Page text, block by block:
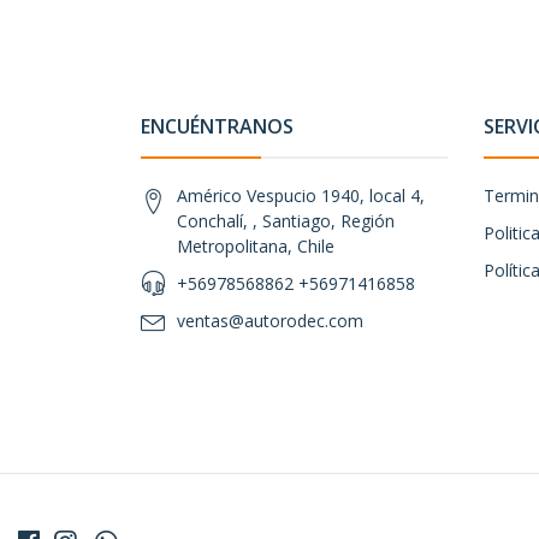
ENCUÉNTRANOS
Américo Vespucio 1940, local 4,
Conchalí, , Santiago, Región
Metropolitana, Chile
+56978568862 +56971416858
ventas@autorodec.com